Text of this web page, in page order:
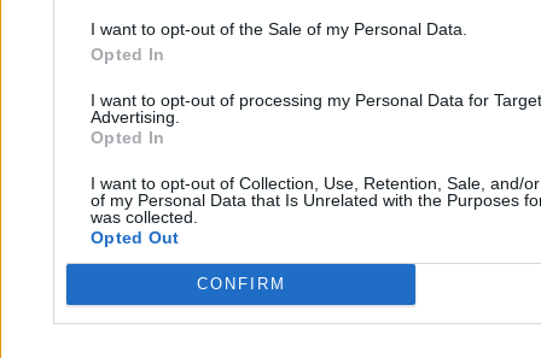
I want to opt-out of the Sale of my Personal Data.
Opted In
I want to opt-out of processing my Personal Data for
Advertising.
Opted In
I want to opt-out of Collection, Use, Retention, Sale, and/
of my Personal Data that Is Unrelated with the Purposes
was collected.
Opted Out
CONFIRM
Rosyjski agent w ministerstwie obrony? Poranna